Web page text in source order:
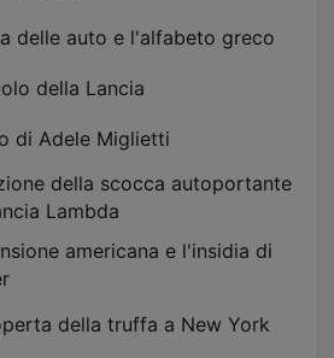
delle auto e l'alfabeto greco
della Lancia
di Adele Miglietti
della scocca autoportante
Lambda
americana e l'insidia di
della truffa a New York